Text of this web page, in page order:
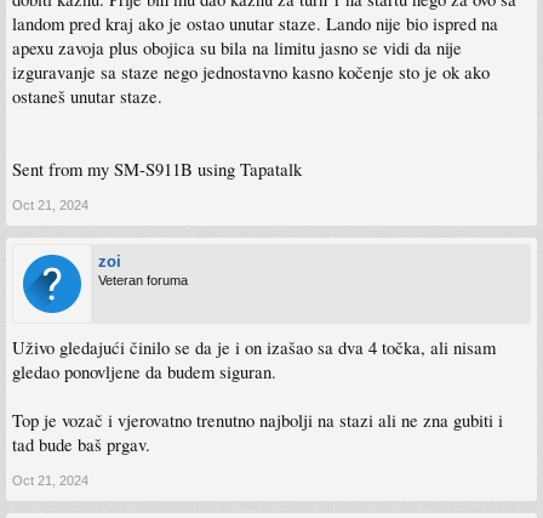
landom pred kraj ako je ostao unutar staze. Lando nije bio ispred na
apexu zavoja plus obojica su bila na limitu jasno se vidi da nije
izguravanje sa staze nego jednostavno kasno kočenje sto je ok ako
ostaneš unutar staze.
Sent from my SM-S911B using Tapatalk
Oct 21, 2024
zoi
Veteran foruma
Uživo gledajući činilo se da je i on izašao sa dva 4 točka, ali nisam
gledao ponovljene da budem siguran.
Top je vozač i vjerovatno trenutno najbolji na stazi ali ne zna gubiti i
tad bude baš prgav.
Oct 21, 2024